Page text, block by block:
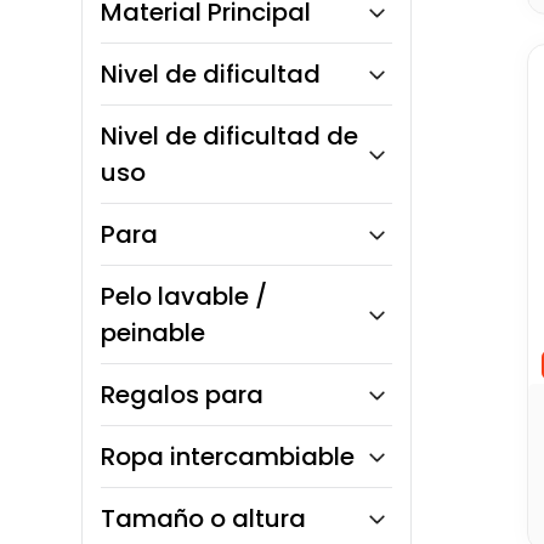
Paw Patrol
La Granja de Zenón
Joker
Flash
Amethyst
Amaya
Plástico blando
Tela / Felpa
Madera
Goma / Silicona
Cartón / Papel
Material Principal
Plástico ABS
Textil
Nivel de dificultad
Fácil
Medio
Nivel de dificultad de
uso
Básico
Intermedio
Para
Niños
Unisex
Pelo lavable /
peinable
No
Regalos para
Niñas
Niños
Para todos
Ropa intercambiable
No
Tamaño o altura